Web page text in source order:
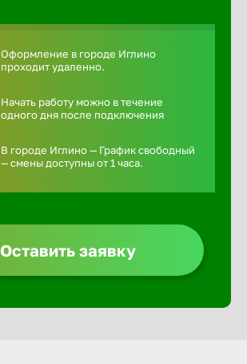
Оформление в городе Иглино
проходит удаленно.
Начать работу можно в течение
одного дня после подключения
В городе Иглино — График свободный
— смены доступны от 1 часа.
Оставить заявку